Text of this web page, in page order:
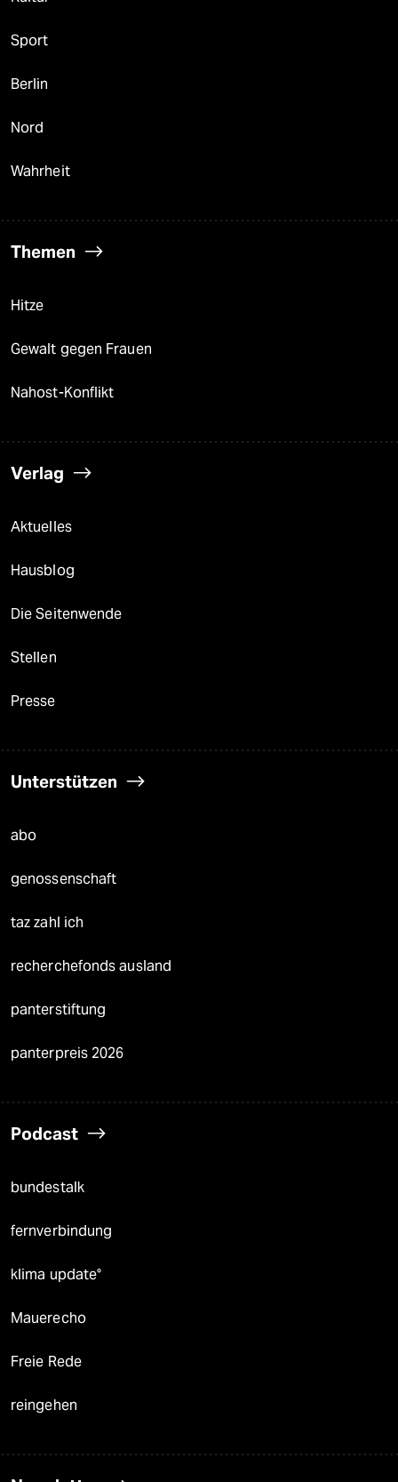
Sport
Berlin
Nord
Wahrheit
Themen
Hitze
Gewalt gegen Frauen
Nahost-Konflikt
Verlag
Aktuelles
Hausblog
Die Seitenwende
Stellen
Presse
Unterstützen
abo
genossenschaft
taz zahl ich
recherchefonds ausland
panterstiftung
panterpreis 2026
Podcast
bundestalk
fernverbindung
klima update°
Mauerecho
Freie Rede
reingehen